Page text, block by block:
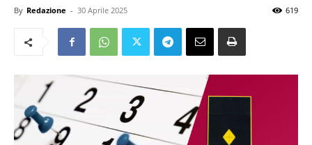
By Redazione - 30 Aprile 2025 619